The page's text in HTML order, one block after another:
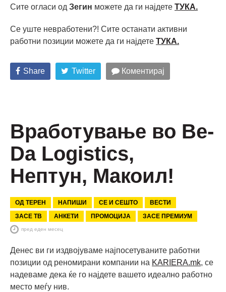
Сите огласи од Зегин можете да ги најдете ТУКА.
Се уште невработени?! Сите останати активни
работни позиции можете да ги најдете ТУКА.
Share Twitter Коментирај
Вработување во Be-
Da Logistics,
Нептун, Макоил!
ОД ТЕРЕН НАПИШИ СЕ И СЕШТО
ВЕСТИ
ЗАСЕ ТВ
АНКЕТИ ПРОМОЦИЈА ЗАСЕ ПРЕМИУМ
пред еден месец
Денес ви ги издвојуваме најпосетуваните работни
позиции од реномирани компании на KARIERA.mk, се
надеваме дека ќе го најдете вашето идеално работно
место меѓу нив.